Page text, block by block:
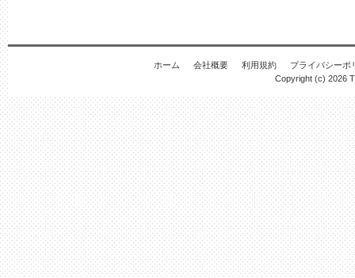
ホーム 会社概要 利用規約
プライバシーポ
Copyright (c) 2026